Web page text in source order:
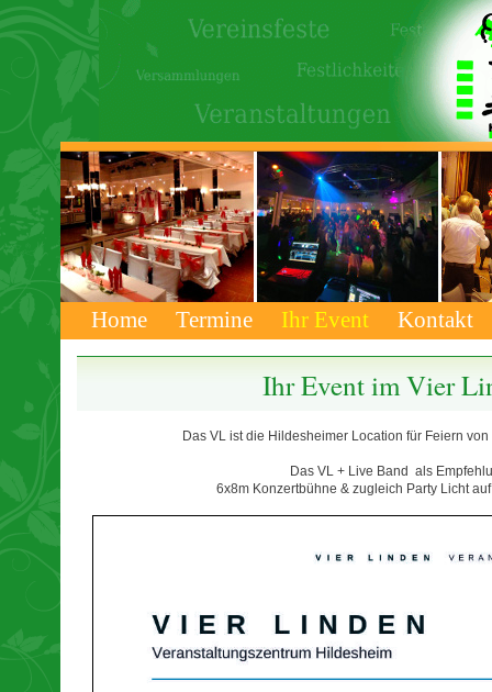
Home Termine Ihr Event Kontakt
Ihr Event im Vier
Das VL ist die Hildesheimer Location für Feiern
Das VL + Live Band als
6x8m Konzertbühne & zugleich Party Licht